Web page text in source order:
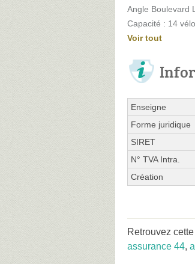
Angle Boulevard
Capacité : 14
Voir tout
Enseigne
Forme juridique
SIRET
N° TVA Intra.
Création
Retrouvez
assurance 44,